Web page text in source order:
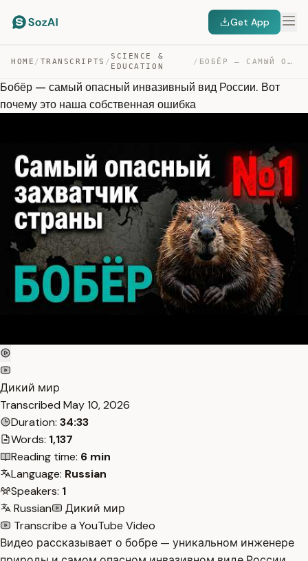
Get App
HOME / TRANSCRIPTS /
SCIENCE &
EDUCATION
/ БОБЁР — САМЫЙ ОПАСНЫЙ ИНВАЗИВНЫЙ ВИД РОССИИ. ВОТ ПОЧЕМУ… — TRANSCRIPT
Бобёр — самый опасный инвазивный вид России. Вот
почему это наша собственная ошибка
Дикий мир
Transcribed May 10, 2026
Duration: 34:33
Words: 1,137
Reading time: 6 min
Language: Russian
Speakers: 1
Russian
Дикий мир
Transcribe a YouTube Video
Видео рассказывает о бобре — уникальном инженере